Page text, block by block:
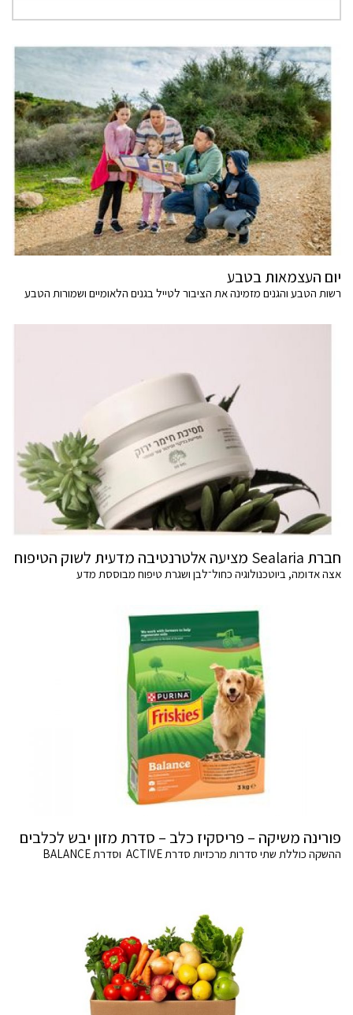
יום העצמאות בטבע
רשות הטבע והגנים מזמינה את הציבור לטייל בגנים הלאומיים ושמורות הטבע
חברת Sealaria מציעה אלטרנטיבה מדעית לשוק הטיפוח
אצה אדומה, ביוטכנולוגיה כחול־לבן ושגרת טיפוח מבוססת מדע
פורינה משיקה – פריסקיז כלב – סדרת מזון יבש לכלבים
ההשקה כוללת שתי סדרות מרכזיות סדרת ACTIVE וסדרת BALANCE